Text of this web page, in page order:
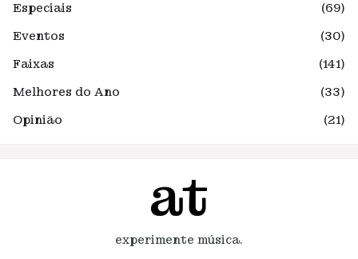
Especiais
(69)
Eventos
(30)
Faixas
(141)
Melhores do Ano
(33)
Opinião
(21)
experimente música.